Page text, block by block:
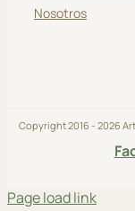
Nosotros
Copyright 2016 - 2026
Page load link